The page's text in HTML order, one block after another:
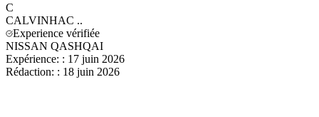
C
CALVINHAC ..
Experience vérifiée
NISSAN QASHQAI
Expérience: : 17 juin 2026
Rédaction: : 18 juin 2026